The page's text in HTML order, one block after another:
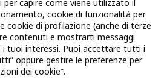
per capire come viene utilizzato il
cookie di funzionalità per
cookie di profilazione (anche di terze
contenuti e mostrarti messaggi
i tuoi interessi. Puoi accettare tutti i
oppure gestire le preferenze per
dei cookie”.